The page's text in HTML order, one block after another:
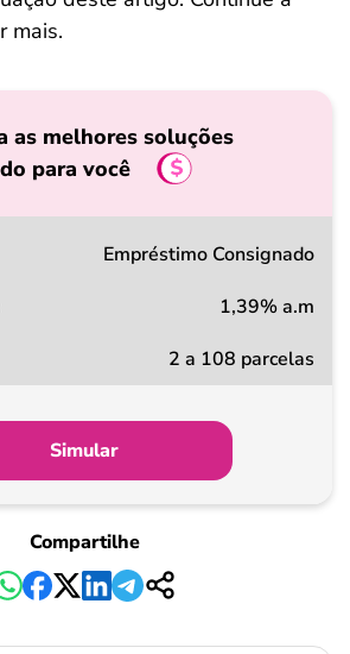
mais.
as melhores soluções
para você
Empréstimo Consignado
1,39% a.m
2 a 108 parcelas
Simular
Compartilhe